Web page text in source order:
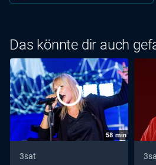
Das könnte dir auch
58 min
3sat